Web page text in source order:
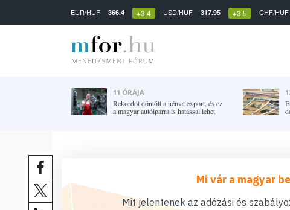
EUR/HUF 366.4 +3.4 USD/HUF 317.95 +3.5 CHF/HUF
11 ÓRÁJA
Rekordot döntött a német export, és ez
a magyar autóiparra is hatással lehet
Mi vár a magyar
Mit jelentenek az adózási és